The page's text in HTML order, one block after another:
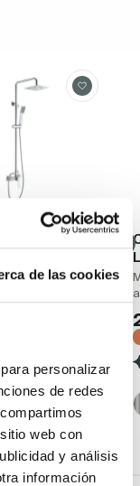
de las cookies
personalizar
de redes
web con
y análisis
información
de ducha
barra de